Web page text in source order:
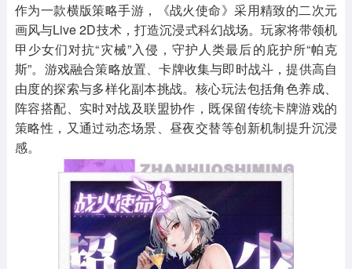
作为一款横版策略手游，《战火使命》采用精致的二次元
画风与Live 2D技术，打造沉浸式科幻战场。玩家将带领机
甲少女们对抗“灾械”入侵，守护人类最后的庇护所“帕克
斯”。游戏融合策略放置、卡牌收集与即时战斗，提供高自
由度的探索与多样化副本挑战。核心玩法包括角色养成、
阵容搭配、实时对战及联盟协作，既保留传统卡牌游戏的
策略性，又通过动态场景、昼夜交替等创新机制提升沉浸
感。